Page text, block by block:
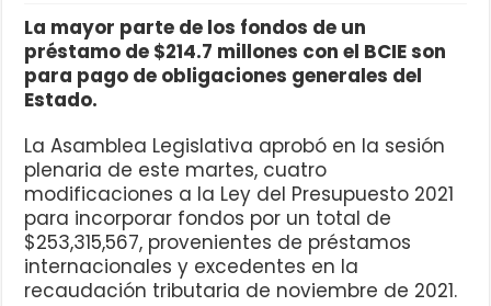
La mayor parte de los fondos de un
préstamo de $214.7 millones con el BCIE son
para pago de obligaciones generales del
Estado.
La Asamblea Legislativa aprobó en la sesión
plenaria de este martes, cuatro
modificaciones a la Ley del Presupuesto 2021
para incorporar fondos por un total de
$253,315,567, provenientes de préstamos
internacionales y excedentes en la
recaudación tributaria de noviembre de 2021.